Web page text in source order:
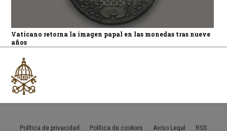
Vaticano retorna la imagen papal en las monedas tras nueve
años
Política de privacidad Política de cookies Aviso Legal RSS